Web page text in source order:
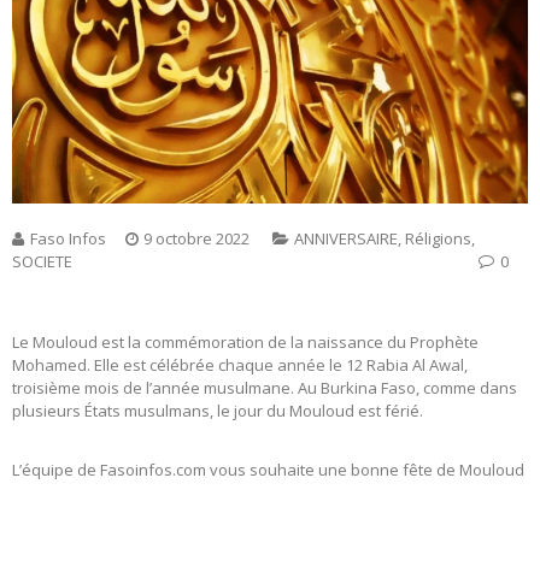
Faso Infos 9 octobre 2022 ANNIVERSAIRE, Réligions,
SOCIETE
0
Le Mouloud est la commémoration de la naissance du Prophète
Mohamed. Elle est célébrée chaque année le 12 Rabia Al Awal,
troisième mois de l’année musulmane. Au Burkina Faso, comme dans
plusieurs États musulmans, le jour du Mouloud est férié.
L’équipe de Fasoinfos.com vous souhaite une bonne fête de Mouloud